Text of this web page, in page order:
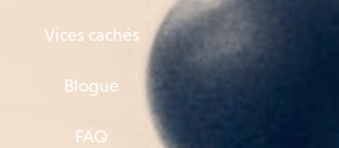
Vices cachés
Blogue
FAQ